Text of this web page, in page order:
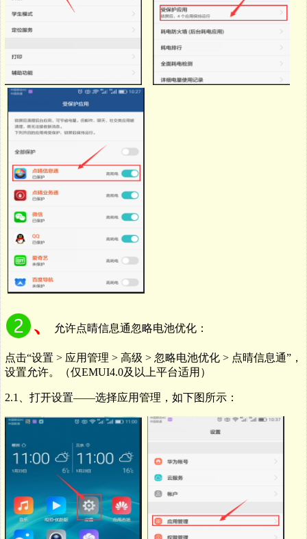
、 允许点晴信息通忽略电池优化：
点击“设置 > 应用管理 > 高级 > 忽略电池优化 > 点晴信息通” ，
设置允许。（仅EMUI4.0及以上平台适用）
2.1、打开设置——选择应用管理，如下图所示：